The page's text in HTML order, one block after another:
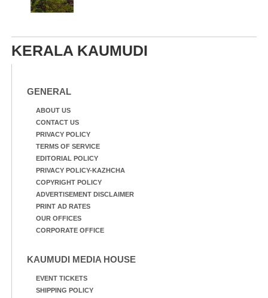
KERALA KAUMUDI
GENERAL
ABOUT US
CONTACT US
PRIVACY POLICY
TERMS OF SERVICE
EDITORIAL POLICY
PRIVACY POLICY-KAZHCHA
COPYRIGHT POLICY
ADVERTISEMENT DISCLAIMER
PRINT AD RATES
OUR OFFICES
CORPORATE OFFICE
KAUMUDI MEDIA HOUSE
EVENT TICKETS
SHIPPING POLICY